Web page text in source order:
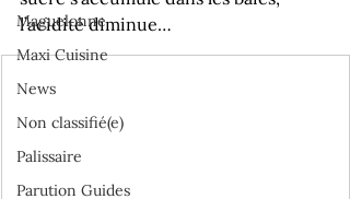
Maguelonne
Maxi Cuisine
News
Non classifié(e)
Palissaire
Parution Guides
l’acidité diminue…